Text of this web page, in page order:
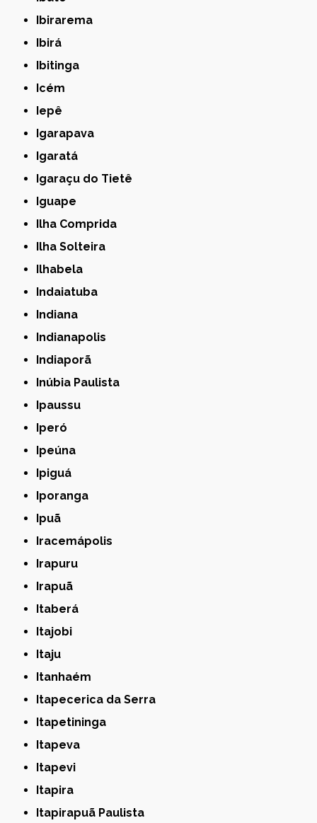
Ibirarema
Ibirá
Ibitinga
Icém
Iepê
Igarapava
Igaratá
Igaraçu do Tietê
Iguape
Ilha Comprida
Ilha Solteira
Ilhabela
Indaiatuba
Indiana
Indianapolis
Indiaporã
Inúbia Paulista
Ipaussu
Iperó
Ipeúna
Ipiguá
Iporanga
Ipuã
Iracemápolis
Irapuru
Irapuã
Itaberá
Itajobi
Itaju
Itanhaém
Itapecerica da Serra
Itapetininga
Itapeva
Itapevi
Itapira
Itapirapuã Paulista